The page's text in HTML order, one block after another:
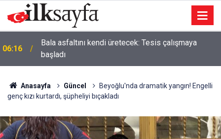
06:16
Bala asfaltını kendi üretecek: Tesis çalışmaya
başladı
Anasayfa Güncel
Beyoğlu'nda dramatik yangın! Engelli
genç kızı kurtardı, şüpheliyi bıçakladı